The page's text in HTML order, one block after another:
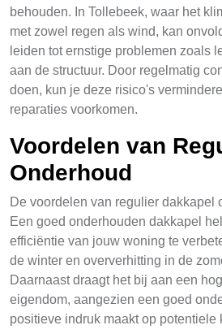
behouden. In Tollebeek, waar het
met zowel regen als wind, kan
leiden tot ernstige problemen zoals
aan de structuur. Door regelmatig
doen, kun je deze risico's
reparaties voorkomen.
Voordelen van
Onderhoud
De voordelen van regulier dakkapel
Een goed onderhouden dakkapel
efficiëntie van jouw woning te
de winter en oververhitting in de
Daarnaast draagt het bij aan een
eigendom, aangezien een goed
positieve indruk maakt op potentiele